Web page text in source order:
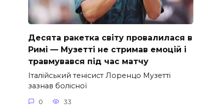
Десята ракетка світу провалилася в
Римі — Музетті не стримав емоцій і
травмувався під час матчу
Італійський тенісист Лоренцо Музетті
зазнав болісної
0 33